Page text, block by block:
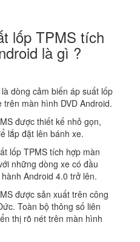
lốp TPMS tích
là gì ?
dòng cảm biến áp suất lốp
màn hình DVD Android.
được thiết kế nhỏ gọn,
lắp đặt lên bánh xe.
lốp TPMS tích hợp màn
những dòng xe có đầu
Android 4.0 trở lên.
được sản xuất trên công
Toàn bộ thông số liên
thị rõ nét trên màn hình